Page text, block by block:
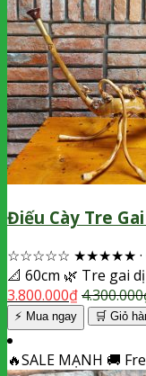
Điếu Cày Tre
☆☆☆☆☆ ★★★★★ ·
📐 60cm 🌿 Tre gai dị
3.800.000₫4.300.000
⚡ Mua ngay 🛒 Giỏ
🔥SALE MẠNH 🚚